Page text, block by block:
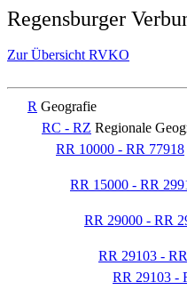
Regensburger
Zur Übersicht RVKO
R Geografie
RC - RZ Regionale
RR 10000 - RR 77918
RR 15000 - RR
RR 29000 - RR
RR 29103 -
RR 29103 -